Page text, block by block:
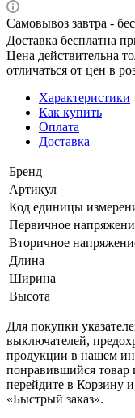
Самовывоз завтра -
Доставка бесплатна
Цена действительна
отличаться от цен в
Характеристики
Как купить
Оплата
Доставка
Бренд
Артикул
Код единицы
Первичное
Вторичное
Длина
Ширина
Высота
Для покупки
выключателей,
продукции в нашем
понравившийся товар
перейдите в Корзину
«Быстрый заказ».